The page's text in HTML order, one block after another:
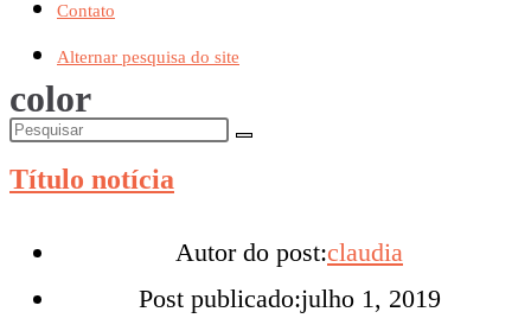
Contato
Alternar pesquisa do site
color
Título notícia
Autor do post:claudia
Post publicado:julho 1, 2019